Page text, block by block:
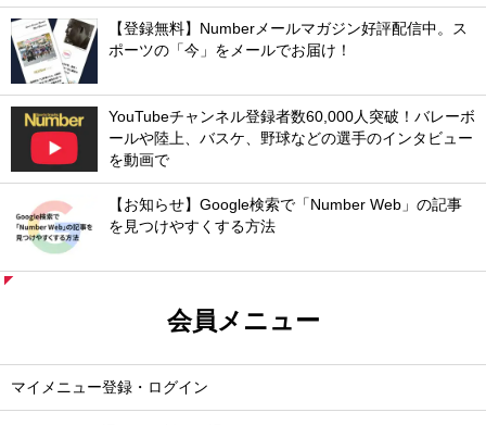
【登録無料】Numberメールマガジン好評配信中。ス
ポーツの「今」をメールでお届け！
YouTubeチャンネル登録者数60,000人突破！バレーボ
ールや陸上、バスケ、野球などの選手のインタビュー
を動画で
【お知らせ】Google検索で「Number Web」の記事
を見つけやすくする方法
会員メニュー
マイメニュー登録・ログイン